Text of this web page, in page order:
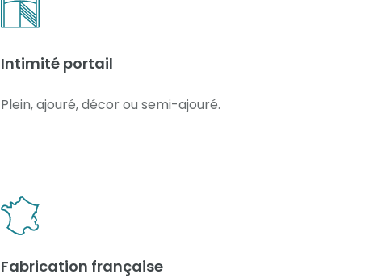
Intimité portail
Plein, ajouré, décor ou semi-ajouré.
Fabrication française